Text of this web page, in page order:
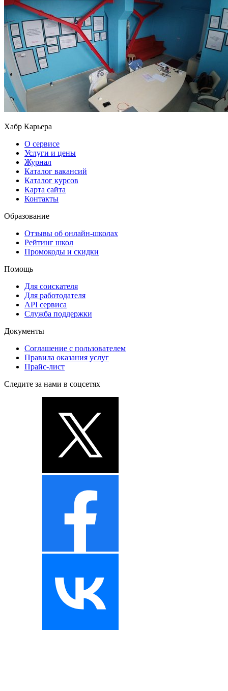
Хабр Карьера
О сервисе
Услуги и цены
Журнал
Каталог вакансий
Каталог курсов
Карта сайта
Контакты
Образование
Отзывы об онлайн-школах
Рейтинг школ
Промокоды и скидки
Помощь
Для соискателя
Для работодателя
API сервиса
Служба поддержки
Документы
Соглашение с пользователем
Правила оказания услуг
Прайс-лист
Следите за нами в соцсетях